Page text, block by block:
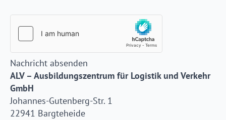
Nachricht absenden
ALV – Ausbildungszentrum für Logistik und Verkehr
GmbH
Johannes-Gutenberg-Str. 1
22941 Bargteheide